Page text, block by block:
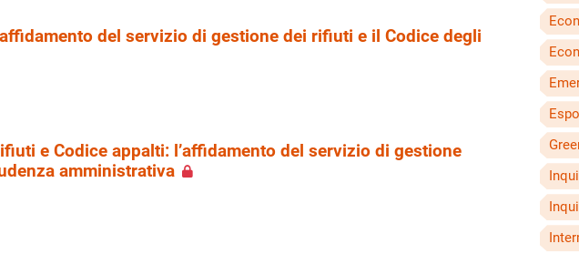
del servizio di gestione dei rifiuti e il Codice degli
e Codice appalti: l’affidamento del servizio di gestione
amministrativa